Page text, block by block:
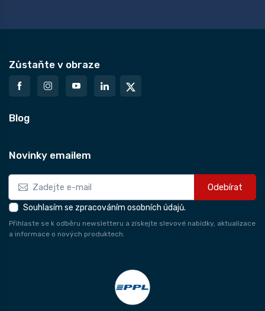
Zůstaňte v obraze
Blog
Novinky emailem
Odebírat
Souhlasím se zpracováním osobních údajů.
Přihlaste se k odběru newsletteru a získejte slevové nabídky, aktualizace
a informace o nových produktech.